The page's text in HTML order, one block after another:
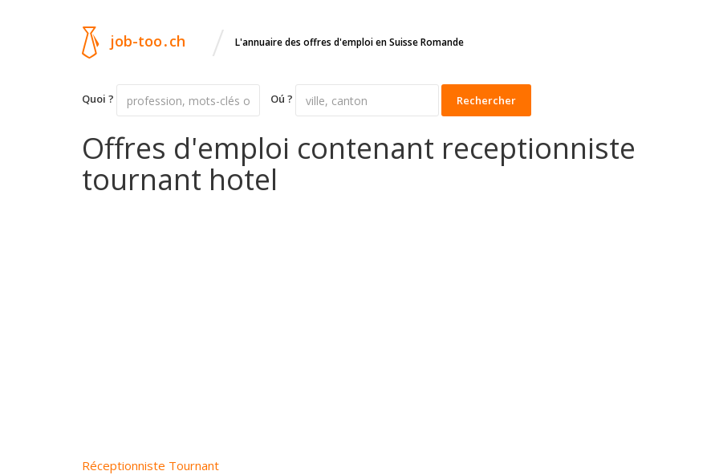
job-too.ch / L'annuaire des offres d'emploi en Suisse Romande
Quoi ? Oú ? Rechercher
Offres d'emploi contenant receptionniste
tournant hotel
Réceptionniste Tournant